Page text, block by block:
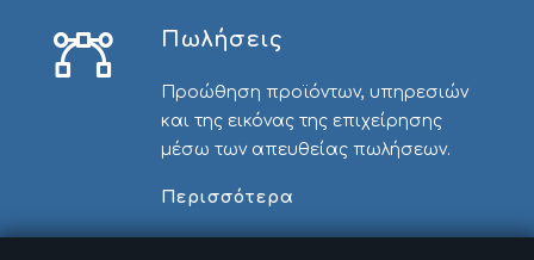
Πωλήσεις
Προώθηση προϊόντων, υπηρεσιών
και της εικόνας της επιχείρησης
μέσω των απευθείας πωλήσεων.
Περισσότερα